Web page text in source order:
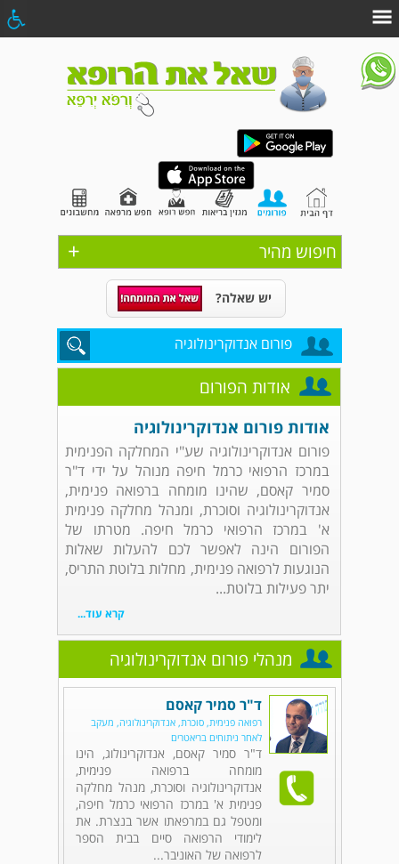
+ חיפוש מהיר
יש שאלה?
פורום אנדוקרינולוגיה
אודות הפורום
אודות פורום אנדוקרינולוגיה
פורום אנדוקרינולוגיה שע"י המחלקה הפנימית
במרכז הרפואי כרמל חיפה מנוהל על ידי ד"ר
סמיר קאסם, שהינו מומחה ברפואה פנימית,
אנדוקרינולוגיה וסוכרת, ומנהל מחלקה פנימית
א' במרכז הרפואי כרמל חיפה. מטרתו של
הפורום הינה לאפשר לכם להעלות שאלות
הנוגעות לרפואה פנימית, מחלות בלוטת התריס,
יתר פעילות בלוטת...
קרא עוד...
מנהלי פורום אנדוקרינולוגיה
ד"ר סמיר קאסם
רפואה פנימית, סוכרת, אנדוקרינולוגיה, מעקב
לאחר ניתוחים בריאטרים
ד"ר סמיר קאסם, אנדוקרינולוג, הינו
מומחה ברפואה פנימית,
אנדוקרינולוגיה וסוכרת, מנהל מחלקה
פנימית א' במרכז הרפואי כרמל חיפה,
ומטפל גם במרפאתו אשר בנצרת. את
לימודי הרפואה סיים בבית הספר
לרפואה של האוניבר...